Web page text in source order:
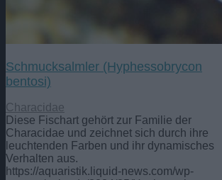
Schmucksalmler (Hyphessobrycon
bentosi)
Characidae
Diese Fischart gehört zur Familie der
Characidae und zeichnet sich durch ihre
leuchtenden Farben und ihr dynamisches
Verhalten aus.
https://aquaristik.liquid-news.com/wp-